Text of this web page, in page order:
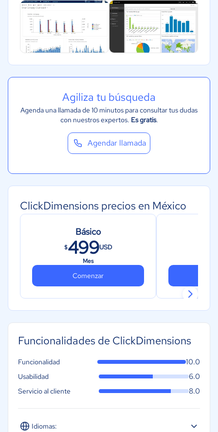
Agiliza tu búsqueda
Agenda una llamada de 10 minutos para consultar tus dudas
con nuestros expertos. Es gratis.
Agendar llamada
ClickDimensions precios en México
Básico
$499USD
Mes
Comenzar
Funcionalidades de ClickDimensions
Idiomas:
Funcionalidad 10.0
Usabilidad 6.0
Servicio al cliente 8.0